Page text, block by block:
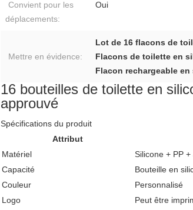
Convient pour les
déplacements:
Oui
Mettre en évidence:
Lot de 16 flacons de
Flacons de toilette en
Flacon rechargeable
16 bouteilles de toilette en
approuvé
Spécifications du produit
Attribut
Matériel
Silicone + PP
Capacité
Bouteille en
Couleur
Personnalisé
Logo
Peut être